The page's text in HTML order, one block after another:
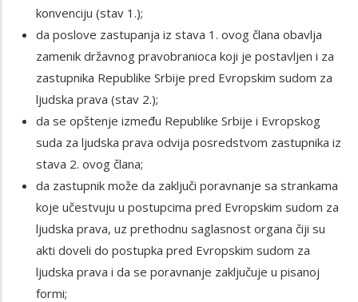
konvenciju (stav 1.);
da poslove zastupanja iz stava 1. ovog člana obavlja
zamenik državnog pravobranioca koji je postavljen i za
zastupnika Republike Srbije pred Evropskim sudom za
ljudska prava (stav 2.);
da se opštenje između Republike Srbije i Evropskog
suda za ljudska prava odvija posredstvom zastupnika iz
stava 2. ovog člana;
da zastupnik može da zaključi poravnanje sa strankama
koje učestvuju u postupcima pred Evropskim sudom za
ljudska prava, uz prethodnu saglasnost organa čiji su
akti doveli do postupka pred Evropskim sudom za
ljudska prava i da se poravnanje zaključuje u pisanoj
formi;